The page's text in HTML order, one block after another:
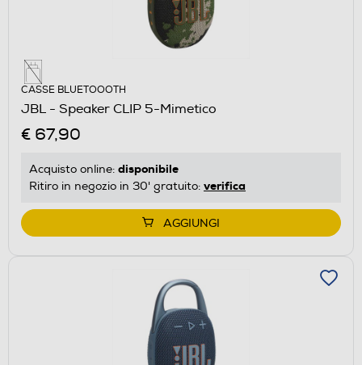
CASSE BLUETOOOTH
JBL - Speaker CLIP 5-Mimetico
€ 67,90
Acquisto online: disponibile
Ritiro in negozio in 30' gratuito: verifica
AGGIUNGI